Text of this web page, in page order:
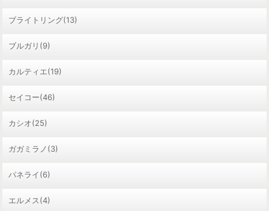
ブライトリング(13)
ブルガリ(9)
カルティエ(19)
セイコー(46)
カシオ(25)
ガガミラノ(3)
パネライ(6)
エルメス(4)